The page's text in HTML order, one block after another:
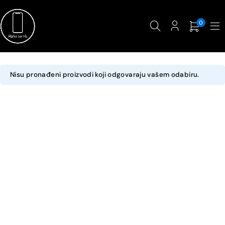
0
Nisu pronađeni proizvodi koji odgovaraju vašem odabiru.